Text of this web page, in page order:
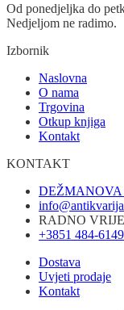
Od ponedjeljka do
Nedjeljom ne radimo.
Izbornik
Naslovna
O nama
Trgovina
Otkup knjiga
Kontakt
KONTAKT
DEŽMANOVA
RADNO
+3851 484-6149
Dostava
Uvjeti prodaje
Kontakt